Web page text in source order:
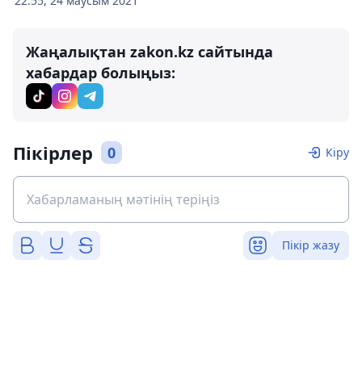
Жаңалықтан zakon.kz сайтында
хабардар болыңыз:
Пікірлер 0 Кіру
Пікір жазу